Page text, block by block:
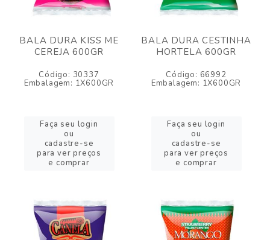
BALA DURA KISS ME
CEREJA 600GR
Código: 30337
Embalagem: 1X600GR
Faça seu login
ou
cadastre-se
para ver preços
e comprar
BALA DURA CESTINHA
HORTELA 600GR
Código: 66992
Embalagem: 1X600GR
Faça seu login
ou
cadastre-se
para ver preços
e comprar